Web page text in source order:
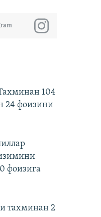
104
24 фоизини
фоизига
тахминан 2